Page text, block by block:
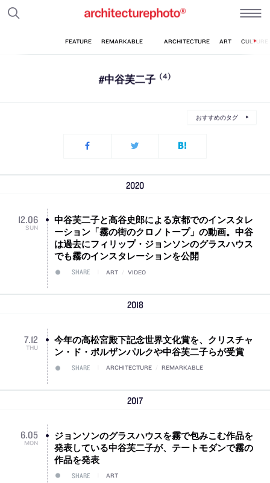
#中谷芙二子 (4)
おすすめのタグ
2020
12.06
SUN
中谷芙二子と高谷史郎による京都でのインスタレ
ーション「霧の街のクロノトープ」の動画。中谷
は過去にフィリップ・ジョンソンのグラスハウス
でも霧のインスタレーションを公開
SHARE ART VIDEO
2018
7.12
THU
今年の高松宮殿下記念世界文化賞を、クリスチャ
ン・ド・ポルザンパルクや中谷芙二子らが受賞
SHARE ARCHITECTURE REMARKABLE
2017
6.05
MON
ジョンソンのグラスハウスを霧で包みこむ作品を
発表している中谷芙二子が、テートモダンで霧の
作品を発表
SHARE ART